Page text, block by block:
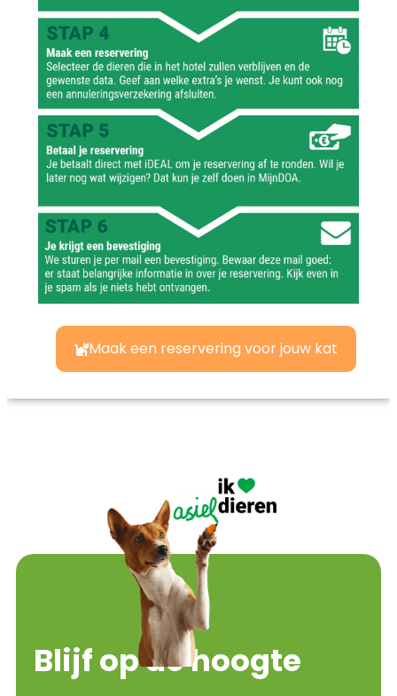
Maak een reservering voor jouw kat
Blijf op de hoogte